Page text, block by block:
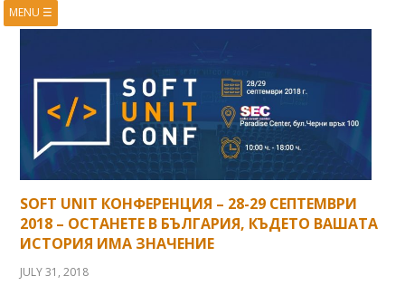
MENU ☰
COURSES
PRESENTATIONS
RESEARCH
PUBLICATIONS
CONTACTS
RSS FEED
SOFT UNIT КОНФЕРЕНЦИЯ – 28-29 СЕПТЕМВРИ
2018 – ОСТАНЕТЕ В БЪЛГАРИЯ, КЪДЕТО ВАШАТА
ИСТОРИЯ ИМА ЗНАЧЕНИЕ
JULY 31, 2018